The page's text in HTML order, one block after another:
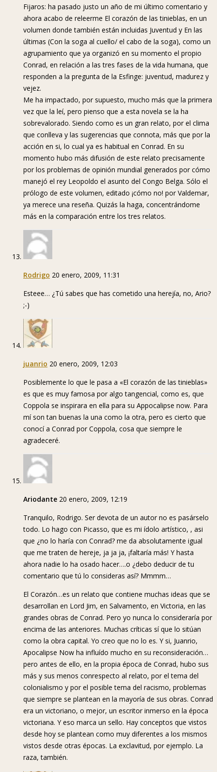
Fijaros: ha pasado justo un año de mi último comentario y
ahora acabo de releerme El corazón de las tinieblas, en un
volumen donde también están incluidas Juventud y En las
últimas (Con la soga al cuello/ el cabo de la soga), como un
agrupamiento que ya organizó en su momento el propio
Conrad, en relación a las tres fases de la vida humana, que
responden a la pregunta de la Esfinge: juventud, madurez y
vejez.
Me ha impactado, por supuesto, mucho más que la primera
vez que la leí, pero pienso que a esta novela se la ha
sobrevalorado. Siendo como es un gran relato, por el clima
que conlleva y las sugerencias que connota, más que por la
acción en si, lo cual ya es habitual en Conrad. En su
momento hubo más difusión de este relato precisamente
por los problemas de opinión mundial generados por cómo
manejó el rey Leopoldo el asunto del Congo Belga. Sólo el
prólogo de este volumen, editado ¡cómo no! por Valdemar,
ya merece una reseña. Quizás la haga, concentrándome
más en la comparación entre los tres relatos.
Rodrigo 20 enero, 2009, 11:31
Esteee… ¿Tú sabes que has cometido una herejía, no, Ario?
;-)
juanrio 20 enero, 2009, 12:03
Posiblemente lo que le pasa a «El corazón de las tinieblas»
es que es muy famosa por algo tangencial, como es, que
Coppola se inspirara en ella para su Appocalipse now. Para
mí son tan buenas la una como la otra, pero es cierto que
conocí a Conrad por Coppola, cosa que siempre le
agradeceré.
Ariodante 20 enero, 2009, 12:19
Tranquilo, Rodrigo. Ser devota de un autor no es pasárselo
todo. Lo hago con Picasso, que es mi ídolo artístico, , asi
que ¿no lo haría con Conrad? me da absolutamente igual
que me traten de hereje, ja ja ja, ¡faltaría más! Y hasta
ahora nadie lo ha osado hacer….o ¿debo deducir de tu
comentario que tú lo consideras así? Mmmm…
El Corazón…es un relato que contiene muchas ideas que se
desarrollan en Lord Jim, en Salvamento, en Victoria, en las
grandes obras de Conrad. Pero yo nunca lo consideraría por
encima de las anteriores. Muchas críticas sí que lo sitúan
como la obra capital. Yo creo que no lo es. Y si, Juanrio,
Apocalipse Now ha influído mucho en su reconsideración…
pero antes de ello, en la propia época de Conrad, hubo sus
más y sus menos conrespecto al relato, por el tema del
colonialismo y por el posible tema del racismo, problemas
que siempre se plantean en la mayoría de sus obras. Conrad
era un victoriano, o mejor, un escritor inmerso en la época
victoriana. Y eso marca un sello. Hay conceptos que vistos
desde hoy se plantean como muy diferentes a los mismos
vistos desde otras épocas. La exclavitud, por ejemplo. La
raza, también.